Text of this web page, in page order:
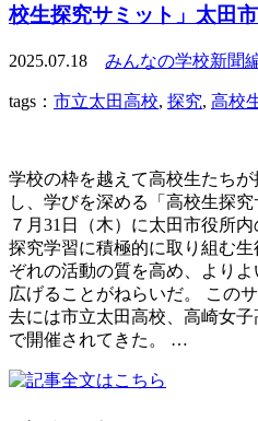
校生探究サミット」太田
2025.07.18 みんなの学校新聞
tags： 市立太田高校, 探究, 高校
学校の枠を越えて高校生たち
し、学びを深める「高校生探
７月31日（木）に太田市役所
探究学習に積極的に取り組む
ぞれの活動の質を高め、より
広げることがねらいだ。 この
去には市立太田高校、高崎女
で開催されてきた。 …